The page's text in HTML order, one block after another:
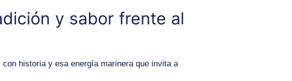
y sabor frente al
con historia y esa energía marinera que invita a